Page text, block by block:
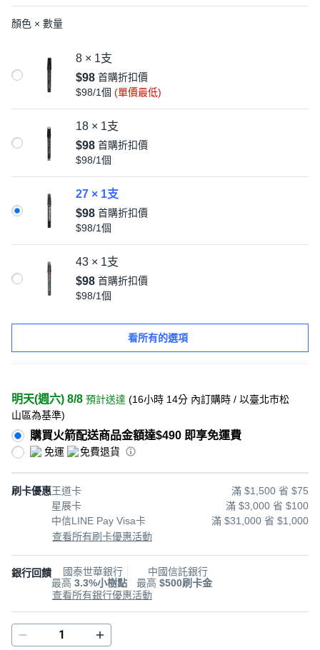
顏色 × 數量
8 × 1支
$98 首購折扣價
$98/1個 (單價最低)
18 × 1支
$98 首購折扣價
$98/1個
27 × 1支
$98 首購折扣價
$98/1個
43 × 1支
$98 首購折扣價
$98/1個
看所有的選項
明天(週六) 8/8 預計送達 (16小時 14分 內訂購時 / 以臺北市松
山區為基準)
購買火箭配送商品金額達$490 即享免運費
免運 免費退貨
刷卡優惠王道卡
滿 $1,500 省 $75
星展卡
滿 $3,000 省 $100
中信LINE Pay Visa卡
滿 $31,000 省 $1,000
查看所有刷卡優惠活動
銀行回饋
國泰世華銀行
最高 3.3%小樹點
中國信託銀行
最高 $500刷卡金
查看所有銀行優惠活動